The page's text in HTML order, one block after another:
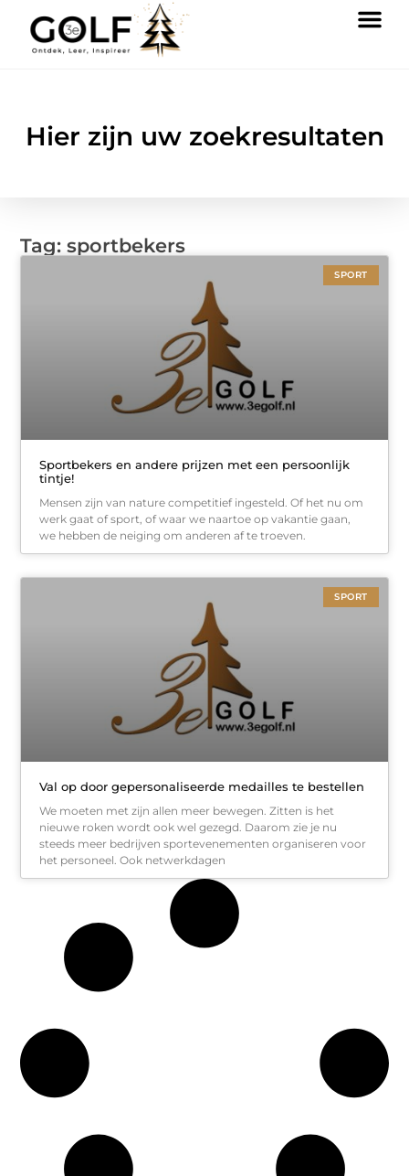
Hier zijn uw zoekresultaten
Tag: sportbekers
SPORT
Sportbekers en andere prijzen met een persoonlijk
tintje!
Mensen zijn van nature competitief ingesteld. Of het nu om
werk gaat of sport, of waar we naartoe op vakantie gaan,
we hebben de neiging om anderen af te troeven.
SPORT
Val op door gepersonaliseerde medailles te bestellen
We moeten met zijn allen meer bewegen. Zitten is het
nieuwe roken wordt ook wel gezegd. Daarom zie je nu
steeds meer bedrijven sportevenementen organiseren voor
het personeel. Ook netwerkdagen